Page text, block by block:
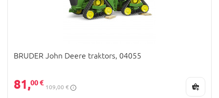
BRUDER John Deere traktors, 04055
81,00 €
109,00 €